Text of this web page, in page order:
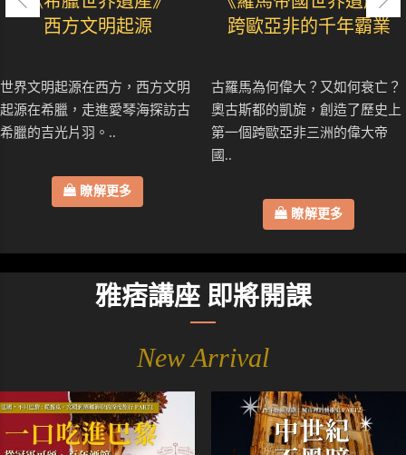
西方文明起源
世界文明起源在西方，西方文明
起源在希臘，走進愛琴海探訪古
希臘的吉光片羽。..
瞭解更多
跨歐亞非的千年霸業
古羅馬為何偉大？又如何衰亡？
奧古斯都的凱旋，創造了歷史上
第一個跨歐亞非三洲的偉大帝
國..
瞭解更多
雅痞講座 即將開課
New Arrival